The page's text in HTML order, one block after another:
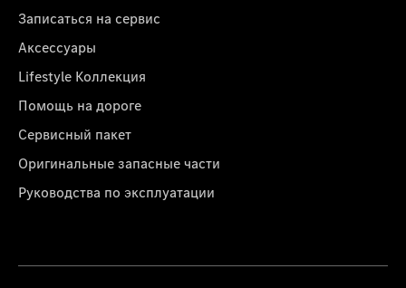
Записаться на сервис
Аксессуары
Lifestyle Коллекция
Помощь на дороге
Сервисный пакет
Оригинальные запасные части
Руководства по эксплуатации